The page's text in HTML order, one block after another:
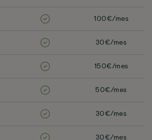
100€/mes
30€/mes
150€/mes
50€/mes
30€/mes
30€/mes